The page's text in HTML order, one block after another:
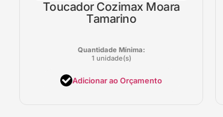
Toucador Cozimax Moara
Tamarino
Quantidade Mínima:
1 unidade(s)
Adicionar ao Orçamento